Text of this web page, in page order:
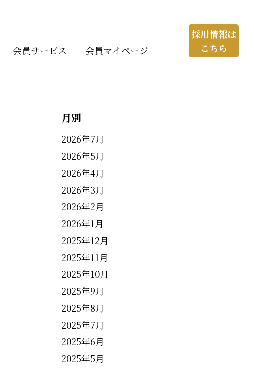
会員サービス 会員マイページ
採用情報は
こちら
月別
2026年7月
2026年5月
2026年4月
2026年3月
2026年2月
2026年1月
2025年12月
2025年11月
2025年10月
2025年9月
2025年8月
2025年7月
2025年6月
2025年5月